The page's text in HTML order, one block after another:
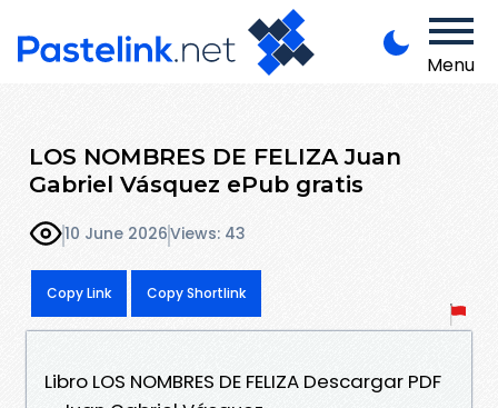
Menu
LOS NOMBRES DE FELIZA Juan
Gabriel Vásquez ePub gratis
10 June 2026Views: 43
Copy Link Copy Shortlink
Libro LOS NOMBRES DE FELIZA Descargar PDF